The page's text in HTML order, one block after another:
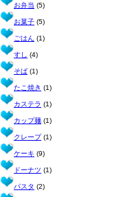
お弁当 (5)
お菓子 (5)
ごはん (1)
すし (4)
そば (1)
たこ焼き (1)
カステラ (1)
カップ麺 (1)
クレープ(1)
ケーキ (9)
ドーナツ (1)
パスタ (2)